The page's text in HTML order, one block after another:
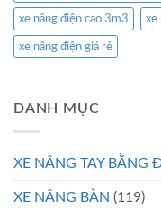
xe nâng điện cao 3m3 xe
xe nâng điện giá rẻ
DANH MỤC
XE NÂNG TAY BẰNG
XE NÂNG BÀN (119)